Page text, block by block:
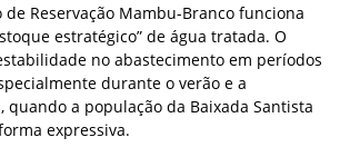
de Reservação Mambu-Branco funciona
estratégico” de água tratada. O
no abastecimento em períodos
durante o verão e a
a população da Baixada Santista
expressiva.